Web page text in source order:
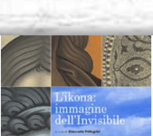
ACQUISTA